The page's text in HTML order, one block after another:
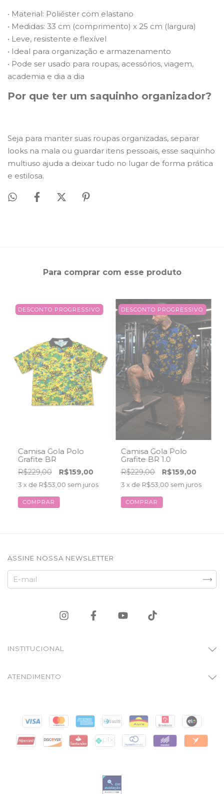
• Material: Poliéster com elastano
• Medidas: 33 cm (comprimento) x 25 cm (largura)
• Leve, resistente e flexível
• Ideal para organização e armazenamento
• Pode ser usado para roupas, acessórios, viagem,
academia e dia a dia
Por que ter um saquinho organizador?
Seja para manter suas roupas organizadas, separar
looks na mala ou guardar itens pessoais, esse saquinho
multiuso ajuda a deixar tudo no lugar de forma prática
e estilosa.
Para comprar com esse produto
DESCONTO PROGRESSIVO
Camisa Gola Polo
Grafite BR
R$229,00 R$159,00
3 x de R$53,00 sem juros
COMPRAR
DESCONTO PROGRESSIVO
Camisa Gola Polo
Grafite BR 1.0
R$229,00 R$159,00
3 x de R$53,00 sem juros
COMPRAR
ASSINE NOSSA NEWSLETTER
INSTITUCIONAL
ATENDIMENTO